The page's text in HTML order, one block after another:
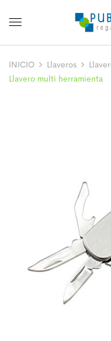
INICIO Llaveros
Llavero multi herramienta